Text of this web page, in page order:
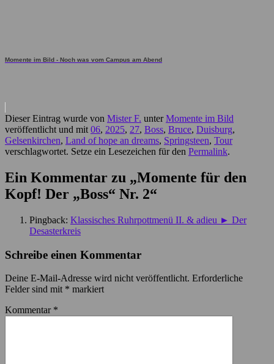
Momente im Bild - Noch was vom Campus am Abend
Dieser Eintrag wurde von Mister F. unterMomente im Bild
veröffentlicht und mit 06, 2025, 27, Boss, Bruce, Duisburg,
Gelsenkirchen, Land of hope an dreams, Springsteen, Tour
verschlagwortet. Setze ein Lesezeichen für den Permalink.
Ein Kommentar zu „Momente für den
Kopf! Der „Boss“ Nr. 2“
Pingback: Klassisches Ruhrpottmenü II. & adieu ► Der
Desasterkreis
Schreibe einen Kommentar
Deine E-Mail-Adresse wird nicht veröffentlicht. Erforderliche
Felder sind mit * markiert
Kommentar *